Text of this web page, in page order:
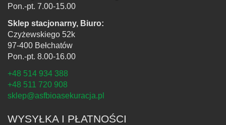
Pon.-pt. 7.00-15.00
Sklep stacjonarny, Biuro:
Czyżewskiego 52k
97-400 Bełchatów
Pon.-pt. 8.00-16.00
+48 514 934 388
+48 511 720 908
sklep@asfbioasekuracja.pl
WYSYŁKA I PŁATNOŚCI